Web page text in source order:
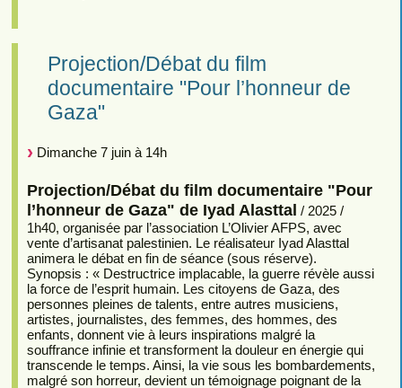
Projection/Débat du film
documentaire "Pour l’honneur de
Gaza"
Dimanche 7 juin à 14h
Projection/Débat du film documentaire "Pour
l’honneur de Gaza" de Iyad Alasttal / 2025 /
1h40, organisée par l’association L’Olivier AFPS, avec
vente d’artisanat palestinien. Le réalisateur Iyad Alasttal
animera le débat en fin de séance (sous réserve).
Synopsis : « Destructrice implacable, la guerre révèle aussi
la force de l’esprit humain. Les citoyens de Gaza, des
personnes pleines de talents, entre autres musiciens,
artistes, journalistes, des femmes, des hommes, des
enfants, donnent vie à leurs inspirations malgré la
souffrance infinie et transforment la douleur en énergie qui
transcende le temps. Ainsi, la vie sous les bombardements,
malgré son horreur, devient un témoignage poignant de la